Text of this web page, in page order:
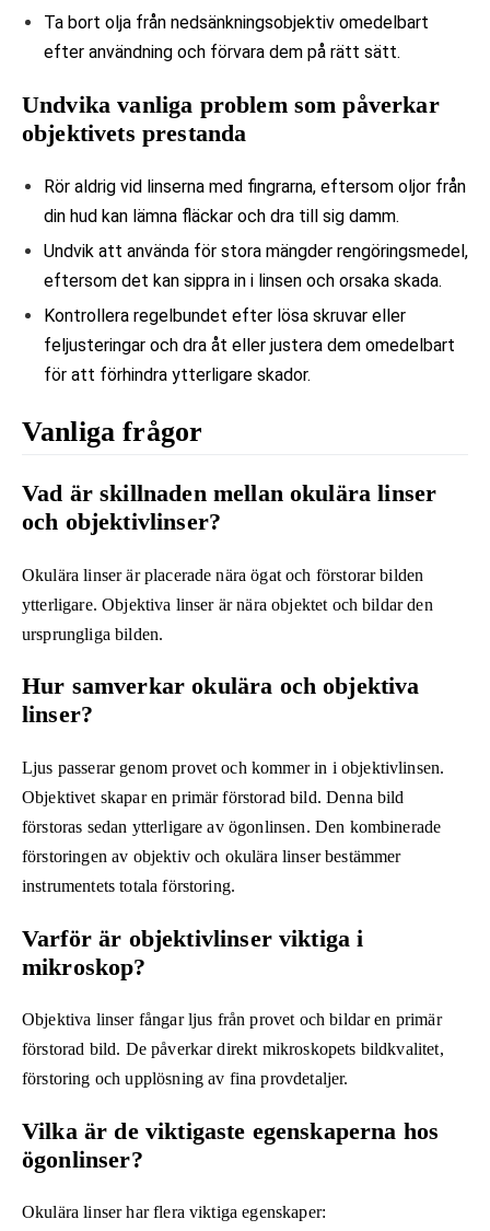
Ta bort olja från nedsänkningsobjektiv omedelbart
efter användning och förvara dem på rätt sätt.
Undvika vanliga problem som påverkar
objektivets prestanda
Rör aldrig vid linserna med fingrarna, eftersom oljor från
din hud kan lämna fläckar och dra till sig damm.
Undvik att använda för stora mängder rengöringsmedel,
eftersom det kan sippra in i linsen och orsaka skada.
Kontrollera regelbundet efter lösa skruvar eller
feljusteringar och dra åt eller justera dem omedelbart
för att förhindra ytterligare skador.
Vanliga frågor
Vad är skillnaden mellan okulära linser
och objektivlinser?
Okulära linser är placerade nära ögat och förstorar bilden
ytterligare. Objektiva linser är nära objektet och bildar den
ursprungliga bilden.
Hur samverkar okulära och objektiva
linser?
Ljus passerar genom provet och kommer in i objektivlinsen.
Objektivet skapar en primär förstorad bild. Denna bild
förstoras sedan ytterligare av ögonlinsen. Den kombinerade
förstoringen av objektiv och okulära linser bestämmer
instrumentets totala förstoring.
Varför är objektivlinser viktiga i
mikroskop?
Objektiva linser fångar ljus från provet och bildar en primär
förstorad bild. De påverkar direkt mikroskopets bildkvalitet,
förstoring och upplösning av fina provdetaljer.
Vilka är de viktigaste egenskaperna hos
ögonlinser?
Okulära linser har flera viktiga egenskaper: